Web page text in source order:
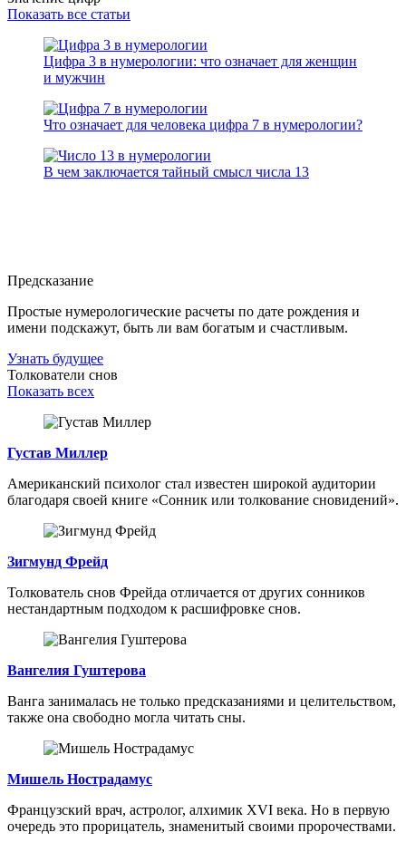
Показать все статьи
Цифра 3 в нумерологии: что означает для женщин
и мужчин
Что означает для человека цифра 7 в нумерологии?
В чем заключается тайный смысл числа 13
Предсказание
Простые нумерологические расчеты по дате рождения и
имени подскажут, быть ли вам богатым и счастливым.
Узнать будущее
Толкователи снов
Показать всех
Густав Миллер
Американский психолог стал известен широкой аудитории
благодаря своей книге «Сонник или толкование сновидений».
Зигмунд Фрейд
Толкователь снов Фрейда отличается от других сонников
нестандартным подходом к расшифровке снов.
Вангелия Гуштерова
Ванга занималась не только предсказаниями и целительством,
также она свободно могла читать сны.
Мишель Нострадамус
Французский врач, астролог, алхимик XVI века. Но в первую
очередь это прорицатель, знаменитый своими пророчествами.